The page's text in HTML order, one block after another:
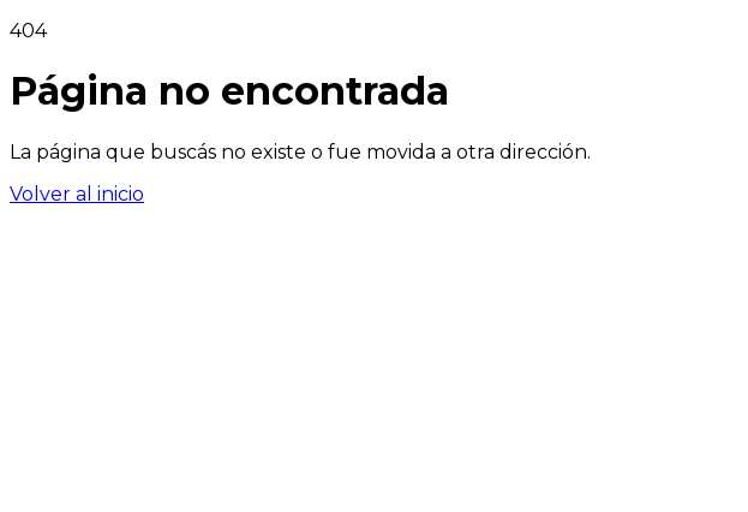
404
Página no encontrada
La página que buscás no existe o fue movida a otra dirección.
Volver al inicio